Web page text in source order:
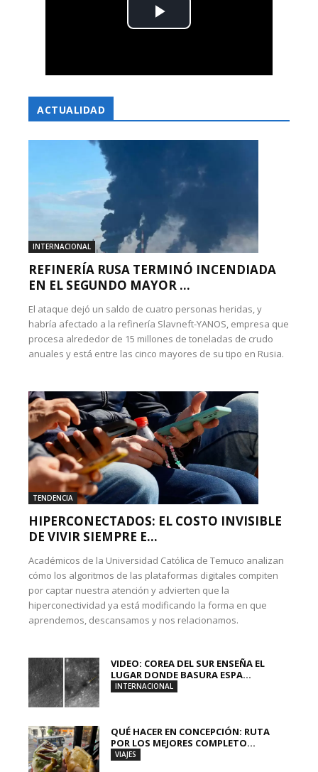
ACTUALIDAD
INTERNACIONAL
REFINERÍA RUSA TERMINÓ INCENDIADA
EN EL SEGUNDO MAYOR ...
El ataque dejó un saldo de cuatro personas heridas, y
habría afectado a la refinería Slavneft-YANOS, empresa que
procesa alrededor de 15 millones de toneladas de crudo
anuales y está entre las cinco mayores de su tipo en Rusia.
TENDENCIA
HIPERCONECTADOS: EL COSTO INVISIBLE
DE VIVIR SIEMPRE E...
Académicos de la Universidad Católica de Temuco analizan
cómo los algoritmos de las plataformas digitales compiten
por captar nuestra atención y advierten que la
hiperconectividad ya está modificando la forma en que
aprendemos, descansamos y nos relacionamos.
VIDEO: COREA DEL SUR ENSEÑA EL
LUGAR DONDE BASURA ESPA...
INTERNACIONAL
QUÉ HACER EN CONCEPCIÓN: RUTA
POR LOS MEJORES COMPLETO...
VIAJES